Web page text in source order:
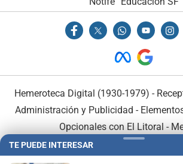
Hemeroteca Digital (1930-1979) -
Administración y Publicidad -
Opcionales con El Litoral -
TE PUEDE INTERESAR